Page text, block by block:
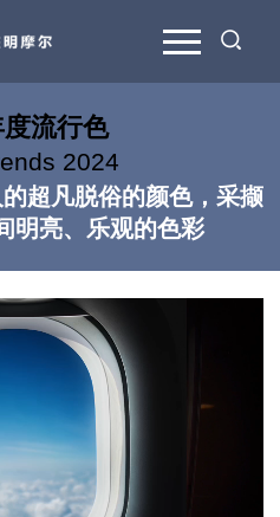
流行色
2024
超凡脱俗的颜色，采撷
明亮、乐观的色彩